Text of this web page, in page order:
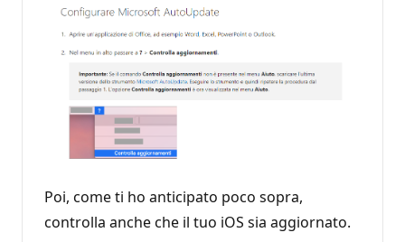
Poi, come ti ho anticipato poco sopra,
controlla anche che il tuo iOS sia aggiornato.